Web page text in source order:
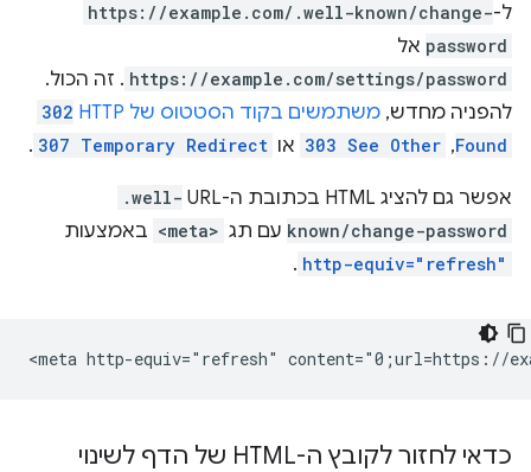
ל-https://example.com/.well-known/change-
password אל
https://example.com/settings/password . זה הכול.
להפניה מחדש, משתמשים בקוד הסטטוס של HTTP
302
Found
,
303 See Other או 307 Temporary Redirect
.
אפשר גם להציג HTML בכתובת ה-URL
.well-
known/change-password עם תג <meta> באמצעות
http-equiv="refresh"
.
כדאי לחזור לקובץ ה-HTML של הדף לשינוי